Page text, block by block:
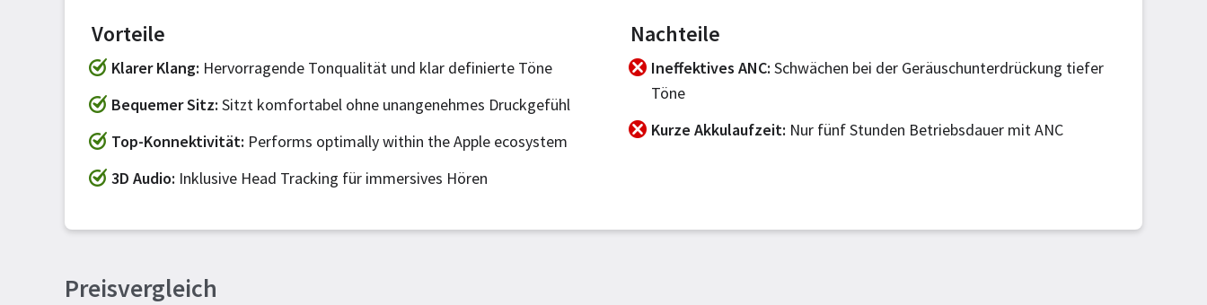
Vorteile
Klarer Klang Hervorragende Tonqualität und klar definierte Töne
Bequemer Sitz Sitzt komfortabel ohne unangenehmes Druckgefühl
Top-Konnektivität Performs optimally within the Apple ecosystem
3D Audio Inklusive Head Tracking für immersives Hören
Nachteile
Ineffektives ANC Schwächen bei der Geräuschunterdrückung tiefer
Töne
Kurze Akkulaufzeit Nur fünf Stunden Betriebsdauer mit ANC
Preisvergleich